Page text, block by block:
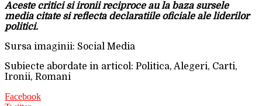
Aceste critici si ironii reciproce au la baza sursele
media citate si reflecta declaratiile oficiale ale liderilor
politici.
Sursa imaginii: Social Media
Subiecte abordate in articol: Politica, Alegeri, Carti,
Ironii, Romani
Facebook